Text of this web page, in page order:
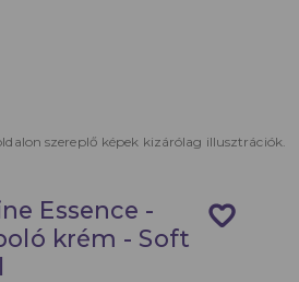
szereplő képek kizárólag illusztrációk.
favorite_border
Essence -
krém - Soft